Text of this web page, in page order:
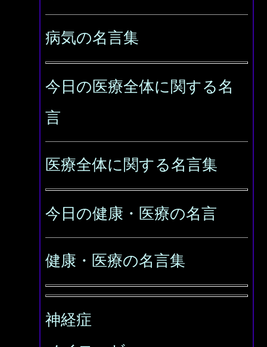
病気の名言集
今日の医療全体に関する名
言
医療全体に関する名言集
今日の健康・医療の名言
健康・医療の名言集
神経症